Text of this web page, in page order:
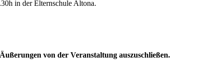
in der Elternschule Altona.
von der Veranstaltung auszuschließen.